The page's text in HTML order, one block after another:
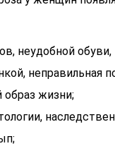
неудобной обуви,
неправильная
жизни;